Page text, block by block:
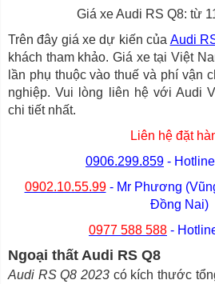
Giá xe Audi RS Q8: từ
Trên đây giá xe dự kiến của Audi
khách tham khảo. Giá xe tại Việt
lần phụ thuộc vào thuế và phí vận
nghiệp. Vui lòng liên hệ với Audi
chi tiết nhất.
Liên hệ đặt
0906.299.859 -
0902.10.55.99- Mr Phương
Đồng Nai)
0977 588 588 -
Ngoại thất Audi RS Q8
Audi RS Q8 2023 có kích thước